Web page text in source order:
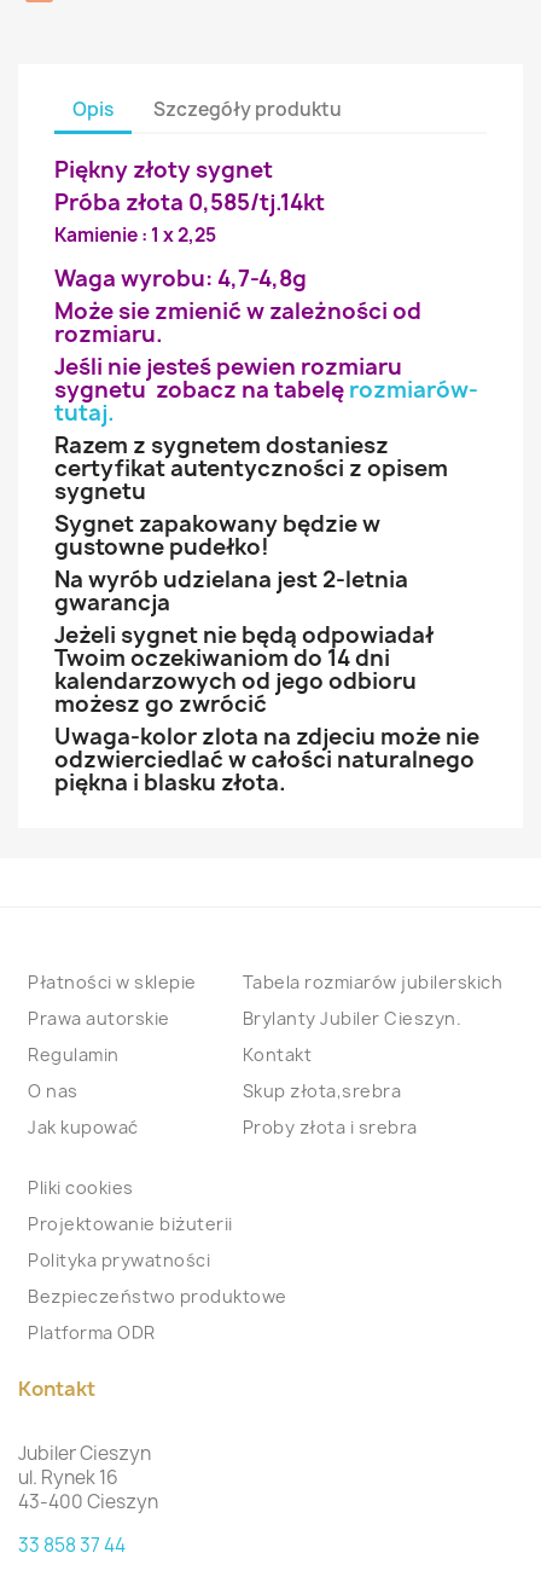
Opis Szczegóły produktu
Piękny złoty sygnet
Próba złota 0,585/tj.14kt
Kamienie : 1 x 2,25
Waga wyrobu: 4,7-4,8g
Może sie zmienić w zależności od
rozmiaru.
Jeśli nie jesteś pewien rozmiaru
sygnetu zobacz na tabelę rozmiarów-
tutaj.
Razem z sygnetem dostaniesz
certyfikat autentyczności z opisem
sygnetu
Sygnet zapakowany będzie w
gustowne pudełko!
Na wyrób udzielana jest 2-letnia
gwarancja
Jeżeli sygnet nie będą odpowiadał
Twoim oczekiwaniom do 14 dni
kalendarzowych od jego odbioru
możesz go zwrócić
Uwaga-kolor zlota na zdjeciu może nie
odzwierciedlać w całości naturalnego
piękna i blasku złota.
Płatności w sklepie
Prawa autorskie
Regulamin
O nas
Jak kupować
Tabela rozmiarów jubilerskich
Brylanty Jubiler Cieszyn.
Kontakt
Skup złota,srebra
Proby złota i srebra
Pliki cookies
Projektowanie biżuterii
Polityka prywatności
Bezpieczeństwo produktowe
Platforma ODR
Kontakt
Jubiler Cieszyn
ul. Rynek 16
43-400 Cieszyn
33 858 37 44